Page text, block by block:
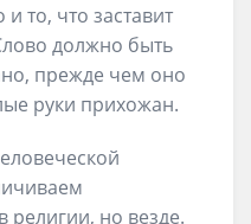
то, что заставит
должно быть
прежде чем оно
руки прихожан.
но везде.